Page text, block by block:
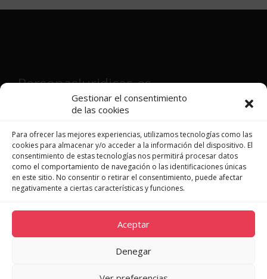
Gestionar el consentimiento
de las cookies
Para ofrecer las mejores experiencias, utilizamos tecnologías como las
cookies para almacenar y/o acceder a la información del dispositivo. El
consentimiento de estas tecnologías nos permitirá procesar datos
como el comportamiento de navegación o las identificaciones únicas
en este sitio. No consentir o retirar el consentimiento, puede afectar
negativamente a ciertas características y funciones.
Aceptar
Denegar
PersonasJuridicas.es
Director y fundador:
Patón
JURISPRUDENCIA
DOCTRINA